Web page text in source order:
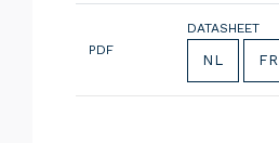
PDF
DATASHEET
NL FR